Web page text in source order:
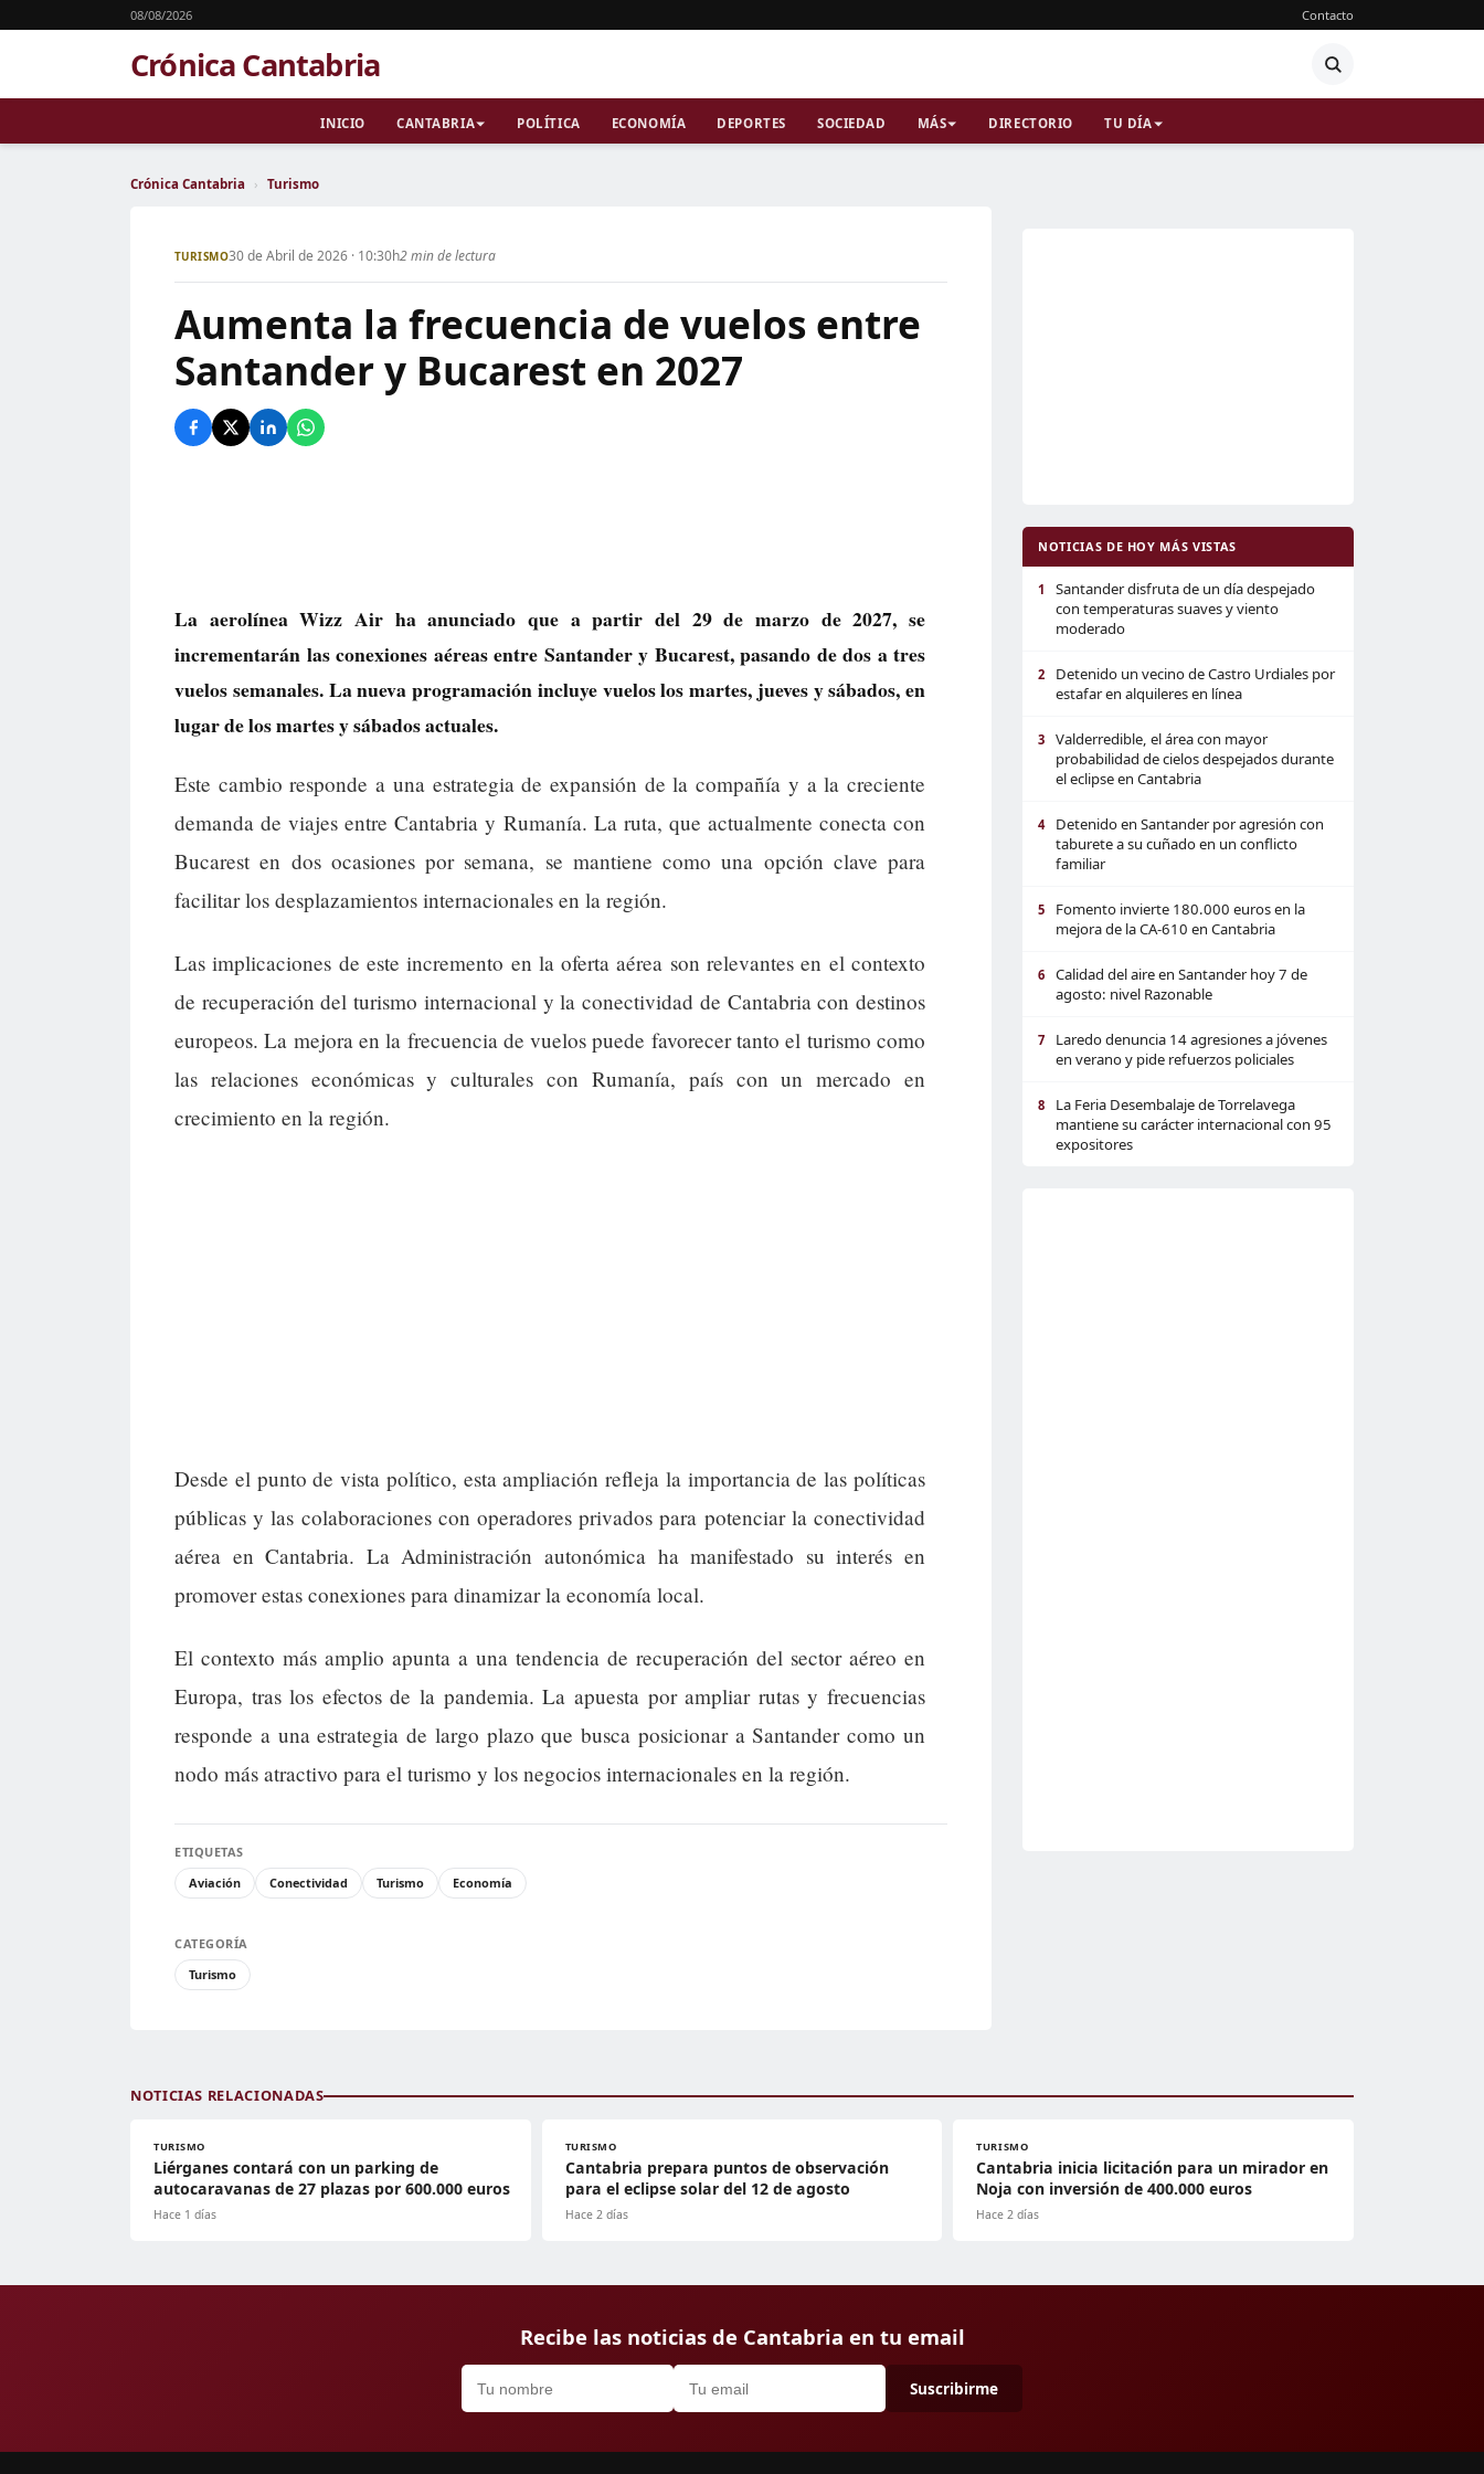
08/08/2026 Contacto
Crónica Cantabria
INICIO CANTABRIA POLÍTICA ECONOMÍA DEPORTES SOCIEDAD MÁS DIRECTORIO TU DÍA
Crónica Cantabria › Turismo
TURISMO30 de Abril de 2026 · 10:30h2 min de lectura
Aumenta la frecuencia de vuelos entre
Santander y Bucarest en 2027
La aerolínea Wizz Air ha anunciado que a partir del 29 de marzo de 2027, se
incrementarán las conexiones aéreas entre Santander y Bucarest, pasando de dos a tres
vuelos semanales. La nueva programación incluye vuelos los martes, jueves y sábados, en
lugar de los martes y sábados actuales.
Este cambio responde a una estrategia de expansión de la compañía y a la creciente
demanda de viajes entre Cantabria y Rumanía. La ruta, que actualmente conecta con
Bucarest en dos ocasiones por semana, se mantiene como una opción clave para
facilitar los desplazamientos internacionales en la región.
Las implicaciones de este incremento en la oferta aérea son relevantes en el contexto
de recuperación del turismo internacional y la conectividad de Cantabria con destinos
europeos. La mejora en la frecuencia de vuelos puede favorecer tanto el turismo como
las relaciones económicas y culturales con Rumanía, país con un mercado en
crecimiento en la región.
Desde el punto de vista político, esta ampliación refleja la importancia de las políticas
públicas y las colaboraciones con operadores privados para potenciar la conectividad
aérea en Cantabria. La Administración autonómica ha manifestado su interés en
promover estas conexiones para dinamizar la economía local.
El contexto más amplio apunta a una tendencia de recuperación del sector aéreo en
Europa, tras los efectos de la pandemia. La apuesta por ampliar rutas y frecuencias
responde a una estrategia de largo plazo que busca posicionar a Santander como un
nodo más atractivo para el turismo y los negocios internacionales en la región.
ETIQUETAS
Aviación
Conectividad Turismo Economía
CATEGORÍA
Turismo
NOTICIAS DE HOY MÁS VISTAS
1
Santander disfruta de un día despejado
con temperaturas suaves y viento
moderado
2
Detenido un vecino de Castro Urdiales por
estafar en alquileres en línea
3
Valderredible, el área con mayor
probabilidad de cielos despejados durante
el eclipse en Cantabria
4
Detenido en Santander por agresión con
taburete a su cuñado en un conflicto
familiar
5
Fomento invierte 180.000 euros en la
mejora de la CA-610 en Cantabria
6
Calidad del aire en Santander hoy 7 de
agosto: nivel Razonable
7
Laredo denuncia 14 agresiones a jóvenes
en verano y pide refuerzos policiales
8
La Feria Desembalaje de Torrelavega
mantiene su carácter internacional con 95
expositores
NOTICIAS RELACIONADAS
TURISMO
Liérganes contará con un parking de
autocaravanas de 27 plazas por 600.000 euros
Hace 1 días
TURISMO
Cantabria prepara puntos de observación
para el eclipse solar del 12 de agosto
Hace 2 días
TURISMO
Cantabria inicia licitación para un mirador en
Noja con inversión de 400.000 euros
Hace 2 días
Recibe las noticias de Cantabria en tu email
Suscribirme